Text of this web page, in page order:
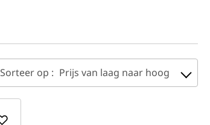
Sorteer op : Prijs van laag naar hoog